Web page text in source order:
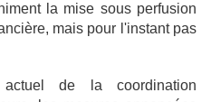
la mise sous perfusion
mais pour l'instant pas
de la coordination